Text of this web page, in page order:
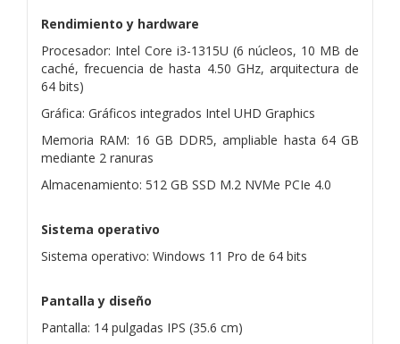
Rendimiento y hardware
Procesador: Intel Core i3-1315U (6 núcleos, 10 MB de
caché, frecuencia de hasta 4.50 GHz, arquitectura de
64 bits)
Gráfica: Gráficos integrados Intel UHD Graphics
Memoria RAM: 16 GB DDR5, ampliable hasta 64 GB
mediante 2 ranuras
Almacenamiento: 512 GB SSD M.2 NVMe PCIe 4.0
Sistema operativo
Sistema operativo: Windows 11 Pro de 64 bits
Pantalla y diseño
Pantalla: 14 pulgadas IPS (35.6 cm)